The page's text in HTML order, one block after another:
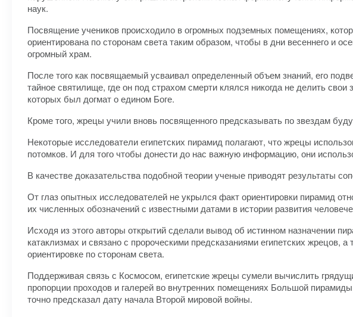
наук.
Посвящение учеников происходило в огромных подземных помещениях,
ориентирована по сторонам света таким образом, чтобы в дни весеннего и
огромный храм.
После того как посвящаемый усваивал определенный объем знаний, его
тайное святилище, где он под страхом смерти клялся никогда не делить
которых был догмат о едином Боге.
Кроме того, жрецы учили вновь посвященного предсказывать по звездам
Некоторые исследователи египетских пирамид полагают, что жрецы
потомков. И для того чтобы донести до нас важную информацию, они
В качестве доказательства подобной теории ученые приводят результаты
От глаз опытных исследователей не укрылся факт ориентировки пирамид
их численных обозначений с известными датами в истории развития
Исходя из этого авторы открытий сделали вывод об истинном назначении
катаклизмах и связано с пророческими предсказаниями египетских
ориентировке по сторонам света.
Поддерживая связь с Космосом, египетские жрецы сумели вычислить
пропорции проходов и галерей во внутренних помещениях Большой
точно предсказал дату начала Второй мировой войны.